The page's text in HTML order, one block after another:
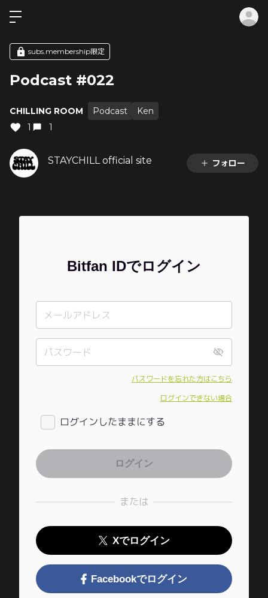
subs.membership限定
Podcast #022
CHILLING ROOM Podcast
Ken
1
1
STAYCHILL official site フォロー
Bitfan IDでログイン
パスワードを忘れた方はこちら
ログインできない場合
ログインしたままにする
または
Xでログイン
Facebookでログイン